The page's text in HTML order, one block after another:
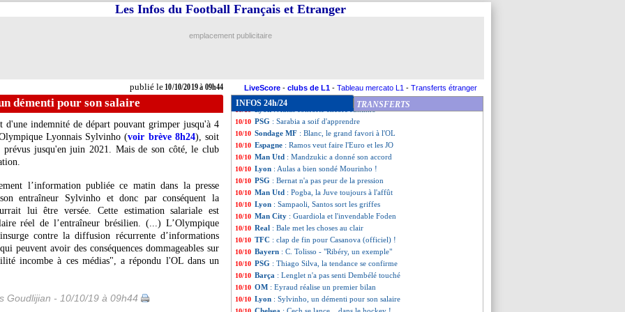
publié le10/10/2019 à 09h44
Les Infos du Football Français et Etranger
emplacement publicitaire
LiveScore - clubs de L1 - Tableau mercato L1 - Transferts étranger
démenti pour son salaire
indemnité de départ pouvant grimper jusqu'à 4
Lyonnais Sylvinho (voir brève 8h24), soit
prévus jusqu'en juin 2021. Mais de son côté, le club
l’information publiée ce matin dans la presse
entraîneur Sylvinho et donc par conséquent la
lui être versée. Cette estimation salariale est
réel de l’entraîneur brésilien. (...) L’Olympique
contre la diffusion récurrente d’informations
peuvent avoir des conséquences dommageables sur
incombe à ces médias", a répondu l'OL dans un
Goudlijian - 10/10/19 à 09h44
INFOS 24h/24 TRANSFERTS
10/10 PSG: Bernat dithyrambique avec Mbappé
10/10 Milan: Pioli veut rassurer les sceptiques
10/10 Lyon
10/10 Barça: le calvaire d'Umtiti sur un an
10/10 Arsenal: Özil définitivement écarté ?
: Aulas conforte encore Juninho
10/10 PSG : Sarabia a soif d'apprendre
10/10 Sondage MF : Blanc, le grand favori à l'OL
10/10 Espagne : Ramos veut faire l'Euro et les JO
10/10 Man Utd : Mandzukic a donné son accord
10/10 Lyon : Aulas a bien sondé Mourinho !
10/10 PSG : Bernat n'a pas peur de la pression
10/10 Man Utd : Pogba, la Juve toujours à l'affût
10/10 Lyon : Sampaoli, Santos sort les griffes
10/10 Man City : Guardiola et l'invendable Foden
10/10 Real : Bale met les choses au clair
10/10 TFC : clap de fin pour Casanova (officiel) !
10/10 Bayern : C. Tolisso - "Ribéry, un exemple"
10/10 PSG : Thiago Silva, la tendance se confirme
10/10 Barça : Lenglet n'a pas senti Dembélé touché
10/10 OM : Eyraud réalise un premier bilan
10/10 Lyon : Sylvinho, un démenti pour son salaire